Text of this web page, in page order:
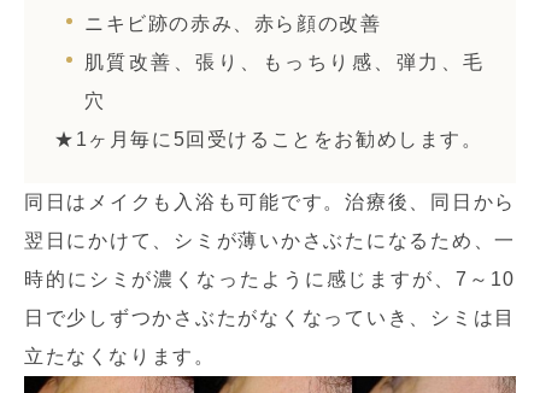
ニキビ跡の赤み、赤ら顔の改善
肌質改善、張り、もっちり感、弾力、毛
穴
★1ヶ月毎に5回受けることをお勧めします。
同日はメイクも入浴も可能です。治療後、同日から
翌日にかけて、シミが薄いかさぶたになるため、一
時的にシミが濃くなったように感じますが、7～10
日で少しずつかさぶたがなくなっていき、シミは目
立たなくなります。